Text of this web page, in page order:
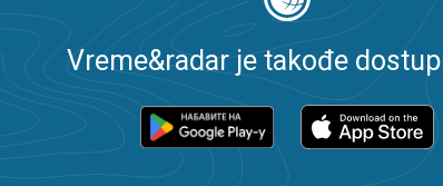
Vreme&radar je takođe